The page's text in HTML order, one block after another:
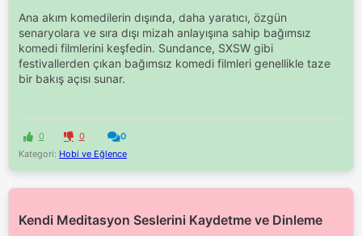
Ana akım komedilerin dışında, daha yaratıcı, özgün
senaryolara ve sıra dışı mizah anlayışına sahip bağımsız
komedi filmlerini keşfedin. Sundance, SXSW gibi
festivallerden çıkan bağımsız komedi filmleri genellikle taze
bir bakış açısı sunar.
0 0
0
Kategori: Hobi ve Eğlence
Kendi Meditasyon Seslerini Kaydetme ve Dinleme